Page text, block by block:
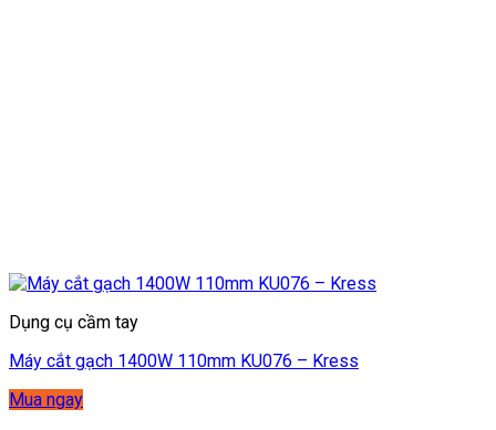
Dụng cụ cầm tay
Máy cắt gạch 1400W 110mm KU076 – Kress
Mua ngay